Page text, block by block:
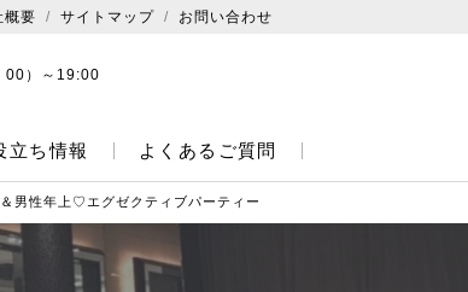
概要 サイトマップ お問い合わせ
00）～19:00
立ち情報 よくあるご質問
男性年上♡エグゼクティブパーティー